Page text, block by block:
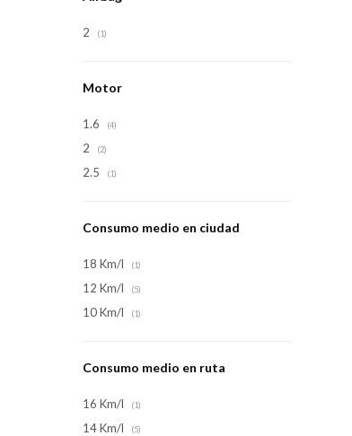
2 (1)
Motor
1.6 (4)
2 (2)
2.5 (1)
Consumo medio en ciudad
18 Km/l (1)
12 Km/l (5)
10 Km/l (1)
Consumo medio en ruta
16 Km/l (1)
14 Km/l (5)